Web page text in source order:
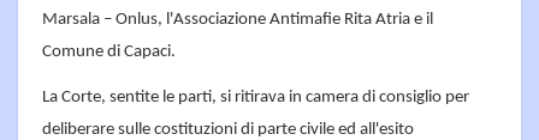
Marsala – Onlus, l'Associazione Antimafie Rita Atria e il
Comune di Capaci.
La Corte, sentite le parti, si ritirava in camera di consiglio per
deliberare sulle costituzioni di parte civile ed all'esito